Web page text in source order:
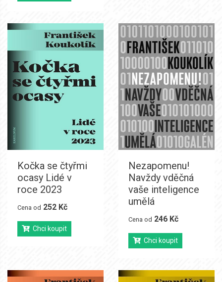
Kočka se čtyřmi
ocasy Lidé v
roce 2023
Cena od 252 Kč
Chci koupit
Nezapomenu!
Navždy vděčná
vaše inteligence
umělá
Cena od 246 Kč
Chci koupit